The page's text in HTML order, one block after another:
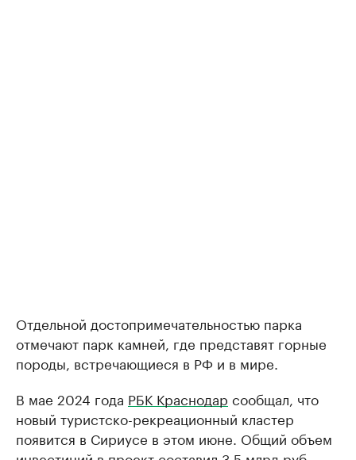
Отдельной достопримечательностью парка
отмечают парк камней, где представят горные
породы, встречающиеся в РФ и в мире.
В мае 2024 года РБК Краснодар сообщал, что
новый туристско-рекреационный кластер
появится в Сириусе в этом июне. Общий объем